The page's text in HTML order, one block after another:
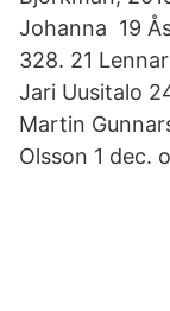
Johanna 19
328. 21
Jari Uusitalo
Martin
Olsson 1 dec.